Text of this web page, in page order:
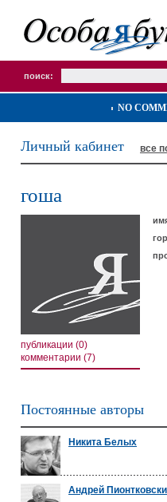
поиск:
NO
Личный кабинет все
гоша
публикации (0)
комментарии (7)
Постоянные авторы
Никита Белых
Андрей